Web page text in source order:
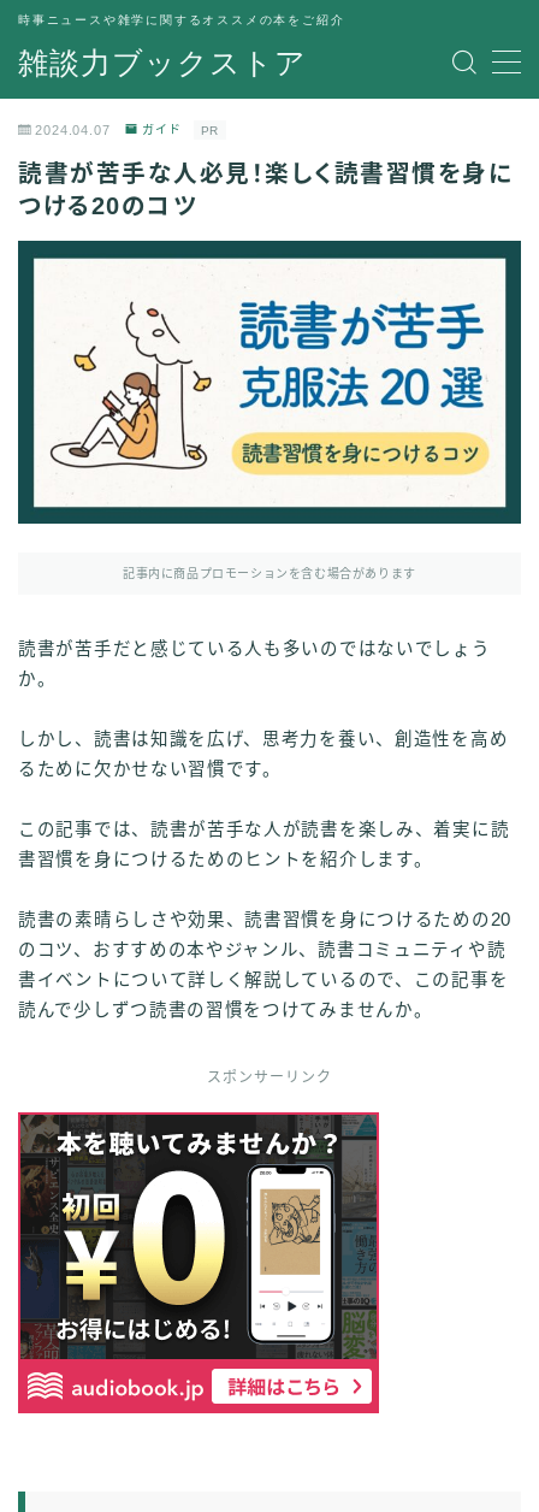
雑談力ブックストア
時事ニュースや雑学に関するオススメの本をご紹介
MENU
運営者情報
2024.04.07 ガイド PR
読書が苦手な人必見！楽しく読書習慣を身に
つける20のコツ
記事内に商品プロモーションを含む場合があります
読書が苦手だと感じている人も多いのではないでしょう
か。
しかし、読書は知識を広げ、思考力を養い、創造性を高め
るために欠かせない習慣です。
この記事では、読書が苦手な人が読書を楽しみ、着実に読
書習慣を身につけるためのヒントを紹介します。
読書の素晴らしさや効果、読書習慣を身につけるための20
のコツ、おすすめの本やジャンル、読書コミュニティや読
書イベントについて詳しく解説しているので、この記事を
読んで少しずつ読書の習慣をつけてみませんか。
スポンサーリンク